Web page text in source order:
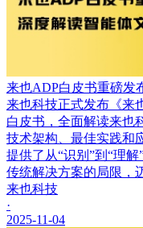
来也ADP白皮书重磅发
来也科技正式发布《来
白皮书，全面解读来也
技术架构、最佳实践和
提供了从“识别”到“理
传统解决方案的局限，
来也科技
·
2025-11-04